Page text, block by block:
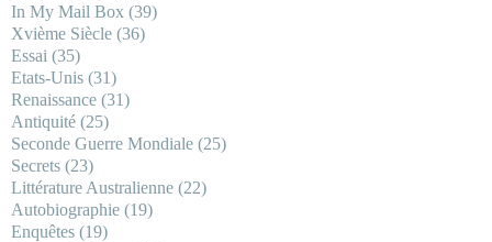
In My Mail Box (39)
Xvième Siècle (36)
Essai (35)
Etats-Unis (31)
Renaissance (31)
Antiquité (25)
Seconde Guerre Mondiale (25)
Secrets (23)
Littérature Australienne (22)
Autobiographie (19)
Enquêtes (19)